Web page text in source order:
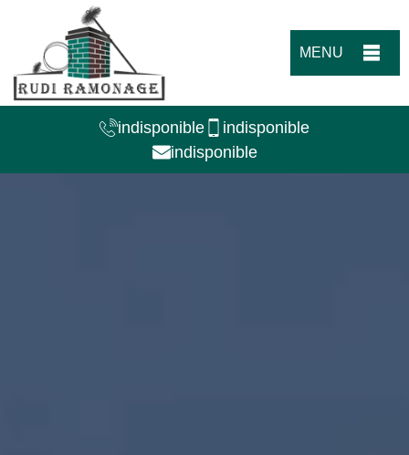
MENU
indisponible
indisponible
indisponible